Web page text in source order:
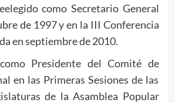
como Secretario General
de 1997 y en la III Conferencia
en septiembre de 2010.
Presidente del Comité de
en las Primeras Sesiones de las
de la Asamblea Popular